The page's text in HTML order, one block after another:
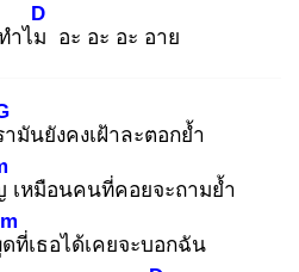
ำไม
D
อะ อะ อะ อาย
มันยังคงเฝ้าละตอกย้ำ
เหมือนคนที่คอยจะถามย้ำ
ที่เธอได้เคยจะบอกฉัน